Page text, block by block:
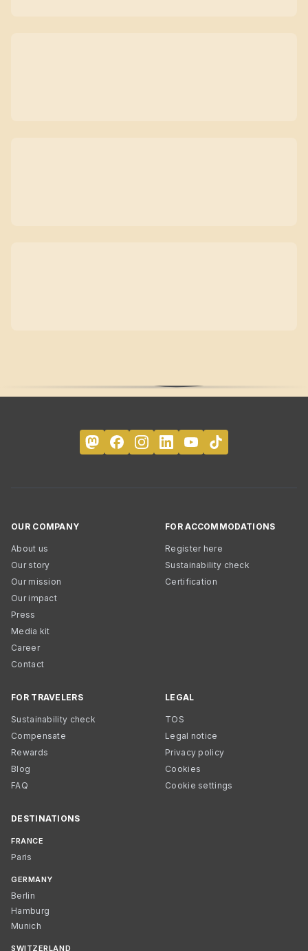
OUR COMPANY
About us
Our story
Our mission
Our impact
Press
Media kit
Career
Contact
FOR ACCOMMODATIONS
Register here
Sustainability check
Certification
FOR TRAVELERS
Sustainability check
Compensate
Rewards
Blog
FAQ
LEGAL
TOS
Legal notice
Privacy policy
Cookies
Cookie settings
DESTINATIONS
FRANCE
Paris
GERMANY
Berlin
Hamburg
Munich
SWITZERLAND